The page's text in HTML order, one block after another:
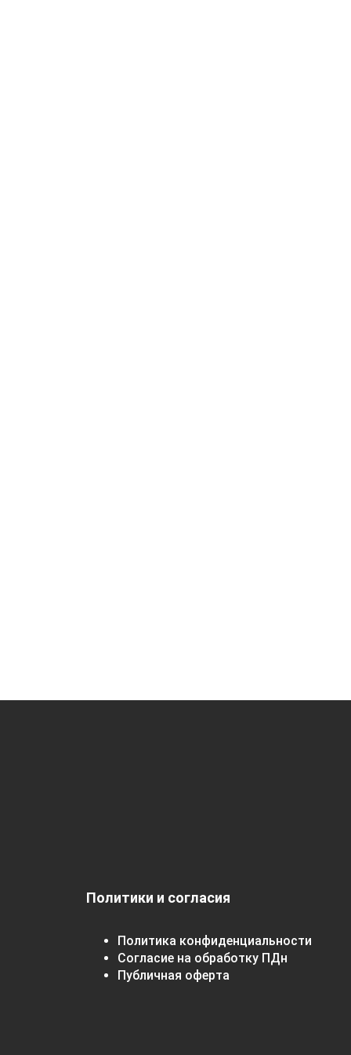
Политики и согласия
Политика конфиденциальности
Согласие на обработку ПДн
Публичная оферта